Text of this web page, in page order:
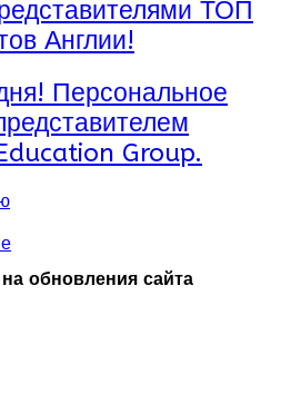
ТОП
Англии!
Персональное
Group.
обновления сайта